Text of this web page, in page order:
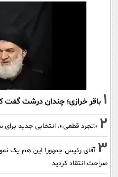
1 باقر خرازی؛ چندان درشت گفت
2 «تجرد قطعی»، انتخابی جدید
3 آقای رئیس جمهور! این هم یک
صراحت انتقاد کردید